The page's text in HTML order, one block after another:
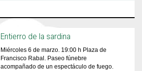
Entierro de la sardina
Miércoles 6 de marzo. 19:00 h Plaza de
Francisco Rabal. Paseo fúnebre
acompañado de un espectáculo de fuego.